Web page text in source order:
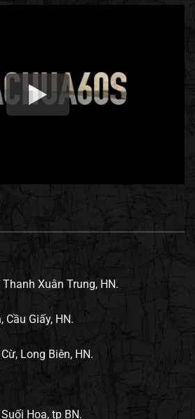
Xuân Trung, HN.
Cầu Giấy, HN.
Long Biên, HN.
Hoa, tp BN.